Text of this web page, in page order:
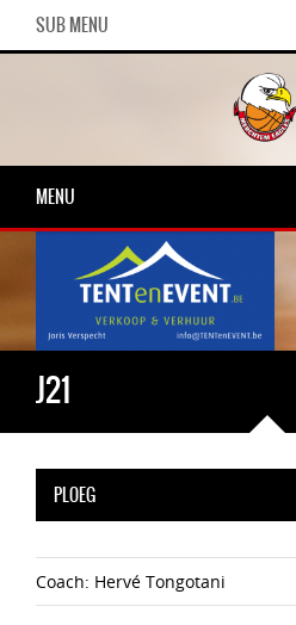
SUB MENU
MENU
J21
PLOEG
Coach: Hervé Tongotani